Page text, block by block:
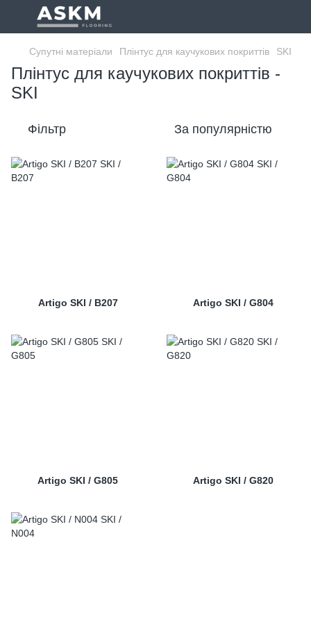
Супутні матеріали Плінтус для каучукових покриттів SKI
Плінтус для каучукових покриттів -
SKI
Фільтр За популярністю
Artigo SKI / B207 Artigo SKI / G804
Artigo SKI / G805 Artigo SKI / G820